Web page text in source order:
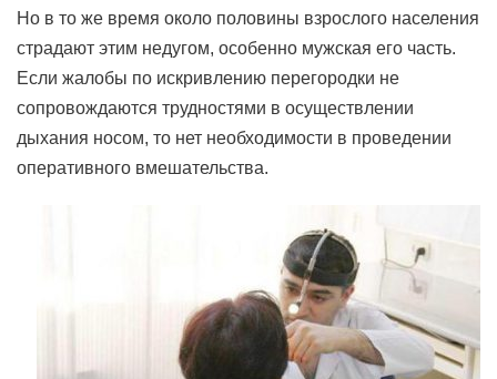
Но в то же время около половины взрослого населения
страдают этим недугом, особенно мужская его часть.
Если жалобы по искривлению перегородки не
сопровождаются трудностями в осуществлении
дыхания носом, то нет необходимости в проведении
оперативного вмешательства.